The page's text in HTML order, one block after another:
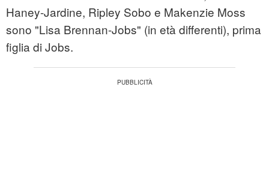
Haney-Jardine, Ripley Sobo e Makenzie Moss
sono "Lisa Brennan-Jobs" (in età differenti), prima
figlia di Jobs.